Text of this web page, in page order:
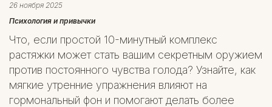
26 ноября 2025
Психология и привычки
Что, если простой 10-минутный комплекс
растяжки может стать вашим секретным оружием
против постоянного чувства голода? Узнайте, как
мягкие утренние упражнения влияют на
гормональный фон и помогают делать более